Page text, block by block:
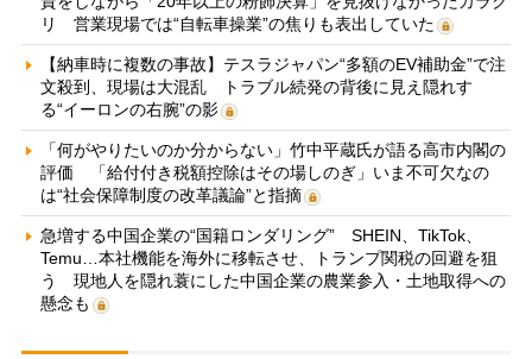
リ 営業現場では“自転車操業”の焦りも表出していた
【納車時に複数の事故】テスラジャパン“多額のEV補助金”で注
文殺到、現場は大混乱 トラブル続発の背後に見え隠れす
る“イーロンの右腕”の影
「何がやりたいのか分からない」竹中平蔵氏が語る高市内閣の
評価 「給付付き税額控除はその場しのぎ」いま不可欠なの
は“社会保障制度の改革議論”と指摘
急増する中国企業の“国籍ロンダリング” SHEIN、TikTok、
Temu…本社機能を海外に移転させ、トランプ関税の回避を狙
う 現地人を隠れ蓑にした中国企業の農業参入・土地取得への
懸念も